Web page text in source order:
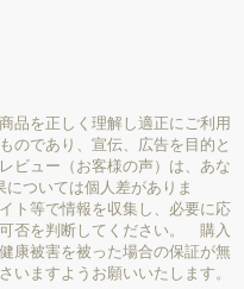
品を正しく理解し適正にご利用
のであり、宣伝、広告を目的と
ビュー（お客様の声）は、あな
ついては個人差がありま
ト等で情報を収集し、必要に応
否を判断してください。 購入
康被害を被った場合の保証が無
いますようお願いいたします。